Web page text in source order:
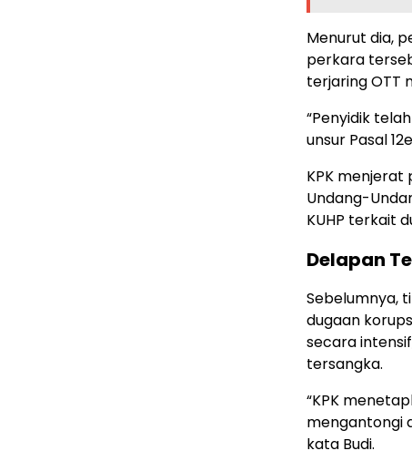
Menurut dia,
perkara
terjaring OTT
“Penyidik
unsur Pasal
KPK menjerat
Undang-
KUHP terkait
Delapan
Sebelumnya,
dugaan
secara
tersangka.
“KPK
mengantongi
kata Budi.